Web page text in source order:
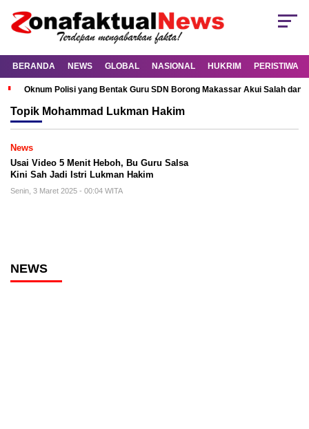
BERANDA NEWS GLOBAL NASIONAL HUKRIM PERISTIWA
Oknum Polisi yang Bentak Guru SDN Borong Makassar Akui Salah dan
Topik Mohammad Lukman Hakim
News
Usai Video 5 Menit Heboh, Bu Guru Salsa
Kini Sah Jadi Istri Lukman Hakim
Senin, 3 Maret 2025 - 00:04 WITA
NEWS